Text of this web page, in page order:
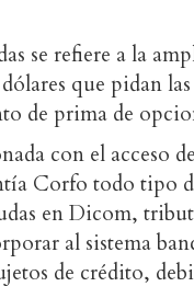
se refiere a la
que pidan
de prima de
con el acceso
Corfo todo tipo
en Dicom,
al sistema
de crédito,